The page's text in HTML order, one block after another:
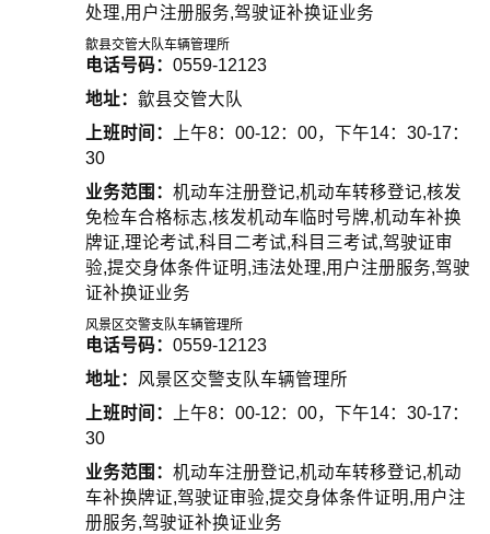
处理,用户注册服务,驾驶证补换证业务
歙县交管大队车辆管理所
电话号码： 0559-12123
地址： 歙县交管大队
上班时间：
上午8：00-12：00，下午14：30-17：
30
业务范围： 机动车注册登记,机动车转移登记,核发
免检车合格标志,核发机动车临时号牌,机动车补换
牌证,理论考试,科目二考试,科目三考试,驾驶证审
验,提交身体条件证明,违法处理,用户注册服务,驾驶
证补换证业务
风景区交警支队车辆管理所
电话号码： 0559-12123
地址： 风景区交警支队车辆管理所
上班时间：
上午8：00-12：00，下午14：30-17：
30
业务范围： 机动车注册登记,机动车转移登记,机动
车补换牌证,驾驶证审验,提交身体条件证明,用户注
册服务,驾驶证补换证业务